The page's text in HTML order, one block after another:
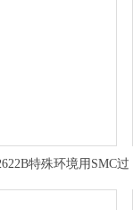
特殊环境用SMC过